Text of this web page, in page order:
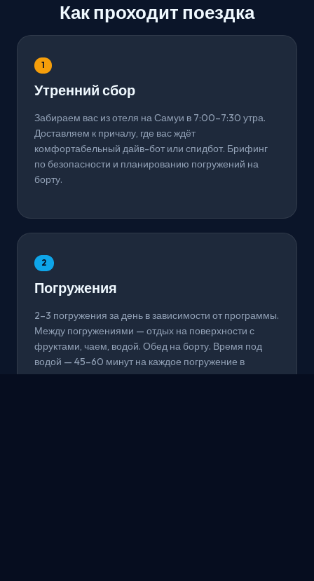
Как проходит поездка
1
Утренний сбор
Забираем вас из отеля на Самуи в 7:00–7:30 утра.
Доставляем к причалу, где вас ждёт
комфортабельный дайв-бот или спидбот. Брифинг
по безопасности и планированию погружений на
борту.
2
Погружения
2–3 погружения за день в зависимости от программы.
Между погружениями — отдых на поверхности с
фруктами, чаем, водой. Обед на борту. Время под
водой — 45–60 минут на каждое погружение в
зависимости от расхода воздуха.